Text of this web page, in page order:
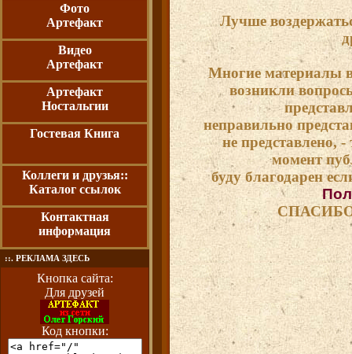
Фото
Артефакт
Видео
Артефакт
Артефакт
Ностальгии
Гостевая Книга
Коллеги и друзья::
Каталог ссылок
Контактная
информация
::. РЕКЛАМА ЗДЕСЬ
Кнопка сайта:
Для друзей
Код кнопки:
Лучше
Многие материалы
возникли
неправильно
не представлено,
момент
буду благодарен